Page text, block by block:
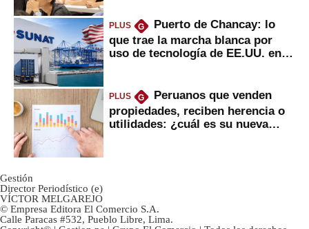
PLUS G
Puerto de Chancay: lo
que trae la marcha blanca por
uso de tecnología de EE.UU. en
PLUS G
Peruanos que venden
propiedades, reciben herencia o
utilidades: ¿cuál es su nueva
Gestión
Director Periodístico (e)
VÍCTOR MELGAREJO
© Empresa Editora El Comercio S.A.
Calle Paracas #532, Pueblo Libre, Lima.